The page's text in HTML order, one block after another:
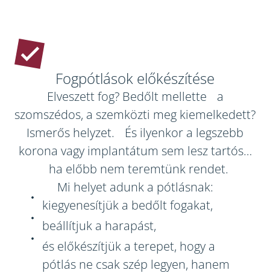
Fogpótlások előkészítése
Elveszett fog? Bedőlt mellette a
szomszédos, a szemközti meg kiemelkedett?
Ismerős helyzet. És ilyenkor a legszebb
korona vagy implantátum sem lesz tartós…
ha előbb nem teremtünk rendet.
Mi helyet adunk a pótlásnak:
kiegyenesítjük a bedőlt fogakat,
beállítjuk a harapást,
és előkészítjük a terepet, hogy a
pótlás ne csak szép legyen, hanem